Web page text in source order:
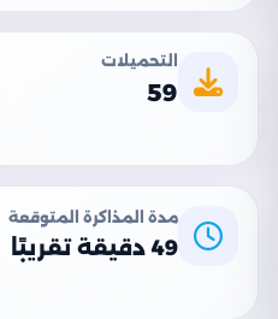
التحميلات
59
مدة المذاكرة المتوقعة
49 دقيقة تقريبًا